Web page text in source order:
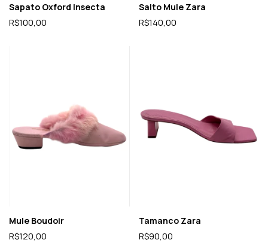
Sapato Oxford Insecta
R$100,00
Salto Mule Zara
R$140,00
Mule Boudoir
R$120,00
Tamanco Zara
R$90,00